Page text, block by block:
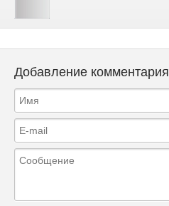
Добавление комментария